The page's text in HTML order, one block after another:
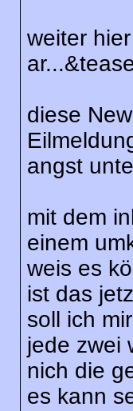
weiter
diese
angst
mit dem
einem
weis es
ist das
soll ich
jede zwei
nich die
es kann